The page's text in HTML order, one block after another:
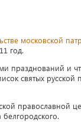
московской
год.
празднований и
святых
православной